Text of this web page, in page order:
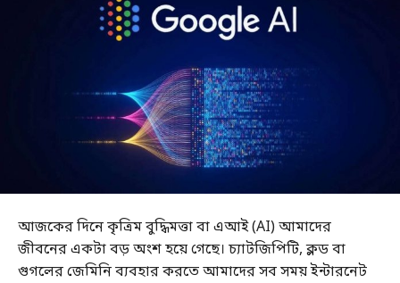
আজকের দিনে কৃত্রিম বুদ্ধিমত্তা বা এআই (AI) আমাদের
জীবনের একটা বড় অংশ হয়ে গেছে। চ্যাটজিপিটি, ক্লড বা
গুগলের জেমিনি ব্যবহার করতে আমাদের সব সময় ইন্টারনেট